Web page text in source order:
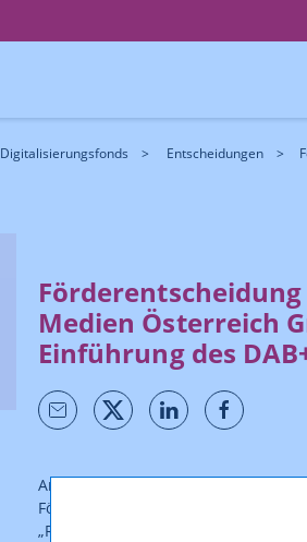
Digitalisierungsfonds Entscheidungen
Medien Österreich
Einführung des
Am 26.05.2019 brachte die ERF
Förderung des Projektes
„Richtlinien über die Vergabe von